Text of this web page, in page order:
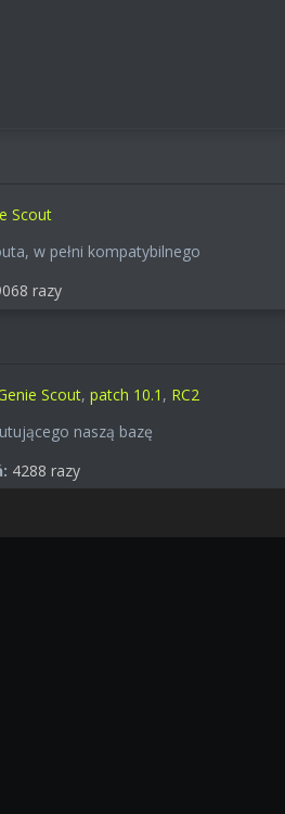
Scout
w pełni kompatybilnego
razy
Scout, patch 10.1 , RC2
naszą bazę
4288 razy